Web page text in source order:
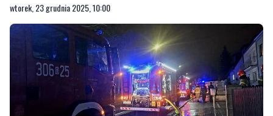
wtorek, 23 grudnia 2025, 10:00